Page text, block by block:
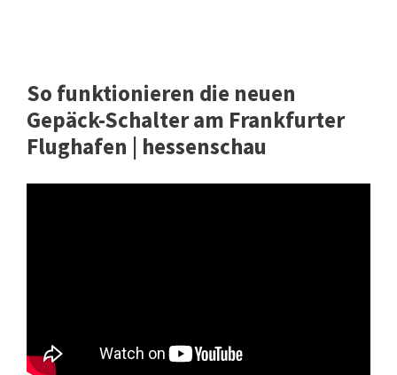
So funktionieren die neuen
Gepäck-Schalter am Frankfurter
Flughafen | hessenschau